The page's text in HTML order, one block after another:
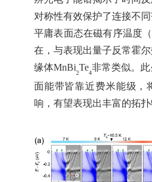
对称性有效保护了连接不
平庸表面态在磁有序温度（
在，与表现出量子反常霍
缘体MnBi
2
Te
4
非常类似。
面能带皆靠近费米能级，
响，有望表现出丰富的拓扑